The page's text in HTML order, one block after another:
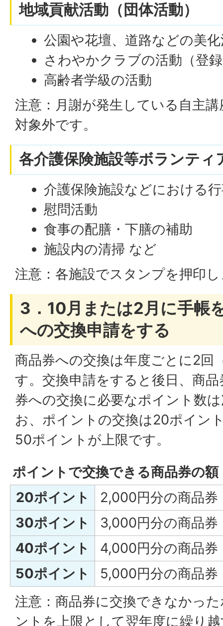
地域貢献活動（団体活動）
公園や花壇、道路などの美
さわやかクラブの活動（登
高齢者学級の活動
注意：月謝が発生している自主
対象外です。
各介護保険施設等ボランティ
介護保険施設などにおける
慰問活動
食事の配膳・下膳の補助
施設内の清掃 など
注意：各施設でスタンプを押印
3．10月または2月に手帳
への交換申請をする
商品券への交換は年度ごとに2回
す。交換申請をすると後日、商
券への交換に必要なポイント数
お、ポイントの交換は20ポイン
50ポイントが上限です。
ポイントで交換できる商品券の額
20ポイント
2,000円分の商品券
30ポイント
3,000円分の商品券
40ポイント
4,000円分の商品券
50ポイント
5,000円分の商品券
注意：商品券に交換できなかっ
ントを上限として翌年度に繰り